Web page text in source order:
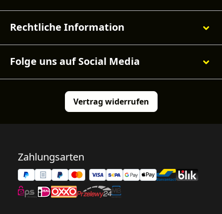
Rechtliche Information
Folge uns auf Social Media
Vertrag widerrufen
Zahlungsarten